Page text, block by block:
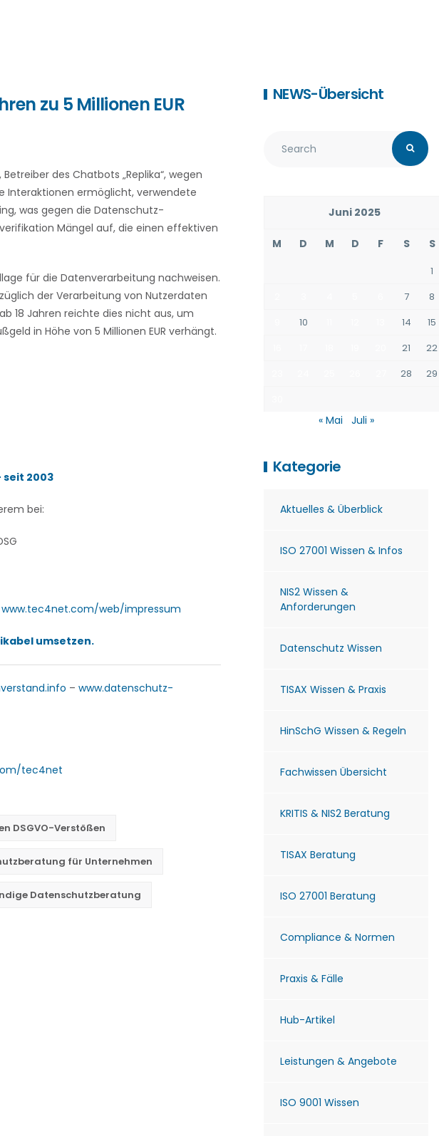
zu 5 Millionen EUR
des Chatbots „Replika“, wegen
Interaktionen ermöglicht, verwendete
was gegen die Datenschutz-
Mängel auf, die einen effektiven
für die Datenverarbeitung nachweisen.
der Verarbeitung von Nutzerdaten
18 Jahren reichte dies nicht aus, um
in Höhe von 5 Millionen EUR verhängt.
seit 2003
bei:
www.tec4net.com/web/impressum
umsetzen.
– www.datenschutz-
tec4net
DSGVO-Verstößen
für Unternehmen
Datenschutzberatung
NEWS-Übersicht
Juni 2025
M D M D F S S
1
7
8
10 14
15
21
22
28
29
« Mai Juli »
Kategorie
Aktuelles & Überblick
ISO 27001 Wissen & Infos
NIS2 Wissen &
Anforderungen
Datenschutz Wissen
TISAX Wissen & Praxis
HinSchG Wissen & Regeln
Fachwissen Übersicht
KRITIS & NIS2 Beratung
TISAX Beratung
ISO 27001 Beratung
Compliance & Normen
Praxis & Fälle
Hub-Artikel
Leistungen & Angebote
ISO 9001 Wissen